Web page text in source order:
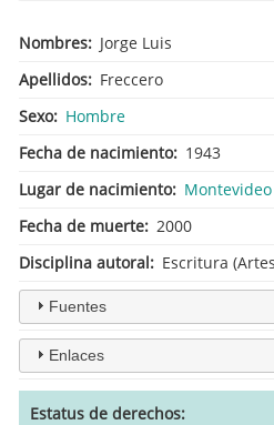
Nombres
Jorge Luis
Apellidos
Freccero
Sexo
Hombre
Fecha de nacimiento
1943
Lugar de nacimiento
Montevideo
Fecha de muerte
2000
Disciplina autoral
Escritura
Fuentes
Enlaces
Estatus de derechos